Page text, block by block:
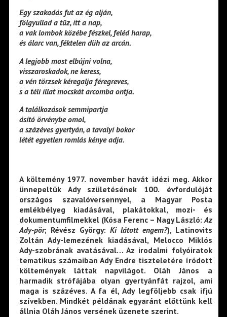
Egy szakadás fut az ég alján,
fölgyullad a tűz, itt a nap,
a vak lombok közébe fészkel, feléd harap,
és álarc van, féktelen düh az arcán.
A legjobb most elbújni volna,
visszaroskadok, ne keress,
a vén törzsek kéregalja féregreves,
s a téli illat mocskát arcomba ontja.
A találkozások semmipartja
ásító örvénybe omol,
a százéves gyertyán, a tavalyi bokor
létét egyetlen romlás kénye adja.
A költemény 1977. november havát idézi meg. Akkor
ünnepeltük Ady születésének 100. évfordulóját
országos szavalóversennyel, a Magyar Posta
emlékbélyeg kiadásával, plakátokkal, mozi- és
dokumentumfilmekkel (Kósa Ferenc – Nagy László:Az
Ady-pör; Révész György: Ki látott engem?), Latinovits
Zoltán Ady-lemezének kiadásával, Melocco Miklós
Ady-szobrának avatásával… Az irodalmi folyóiratok
tematikus számaiban Ady Endre tiszteletére íródott
költemények láttak napvilágot. Oláh János a
harmadik strófájába olyan gyertyánfát rajzol, ami
maga is százéves. A fa él, Ady legföljebb csak ifjú
szívekben. Mindkét példának egyaránt előttünk kell
állnia Oláh János versének üzenete szerint.